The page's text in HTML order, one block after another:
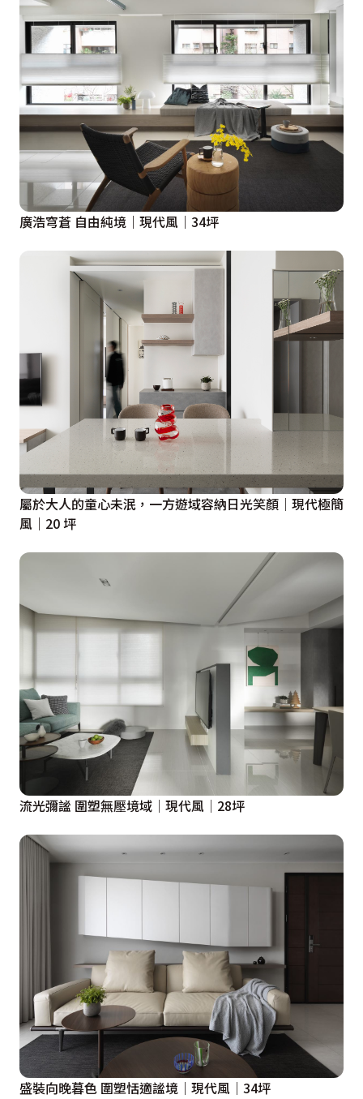
廣浩穹蒼 自由純境｜現代風｜34坪
屬於大人的童心未泯，一方遊域容納日光笑顏｜現代極簡
風｜20 坪
流光彌謐 圍塑無壓境域│現代風│28坪
盛裝向晚暮色 圍塑恬適謐境｜現代風｜34坪